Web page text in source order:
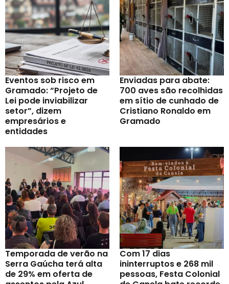
Eventos sob risco em
Gramado: “Projeto de
Lei pode inviabilizar
setor”, dizem
empresários e
entidades
Enviadas para abate:
700 aves são recolhidas
em sítio de cunhado de
Cristiano Ronaldo em
Gramado
Temporada de verão na
Serra Gaúcha terá alta
de 29% em oferta de
Com 17 dias
ininterruptos e 268 mil
pessoas, Festa Colonial